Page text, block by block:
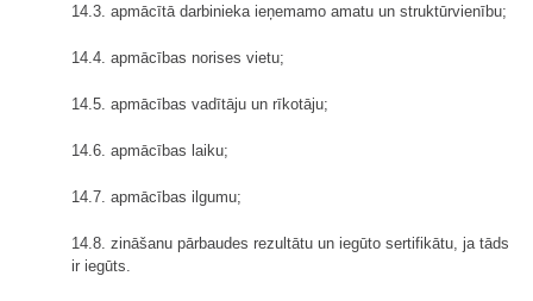
14.3. apmācītā darbinieka ieņemamo amatu un struktūrvienību;
14.4. apmācības norises vietu;
14.5. apmācības vadītāju un rīkotāju;
14.6. apmācības laiku;
14.7. apmācības ilgumu;
14.8. zināšanu pārbaudes rezultātu un iegūto sertifikātu, ja tāds
ir iegūts.